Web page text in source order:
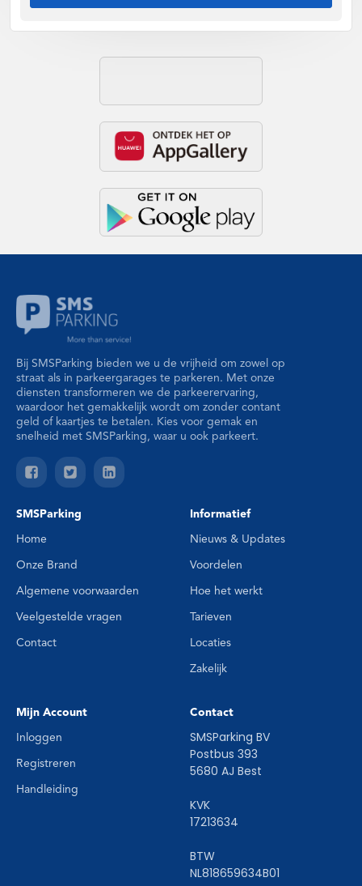
Download de App
Bij SMSParking bieden we u de vrijheid om zowel op
straat als in parkeergarages te parkeren. Met onze
diensten transformeren we de parkeerervaring,
waardoor het gemakkelijk wordt om zonder contant
geld of kaartjes te betalen. Kies voor gemak en
snelheid met SMSParking, waar u ook parkeert.
SMSParking
Home
Onze Brand
Algemene voorwaarden
Veelgestelde vragen
Contact
Informatief
Nieuws & Updates
Voordelen
Hoe het werkt
Tarieven
Locaties
Zakelijk
Mijn Account
Inloggen
Registreren
Handleiding
Contact
SMSParking BV
Postbus 393
5680 AJ Best
KVK
17213634
BTW
NL818659634B01